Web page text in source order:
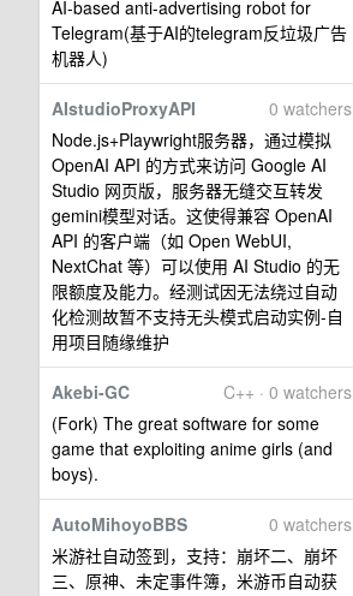
AI-based anti-advertising robot for
Telegram(基于AI的telegram反垃圾广告
机器人)
0 watchers
AIstudioProxyAPI
Node.js+Playwright服务器，通过模拟
OpenAI API 的方式来访问 Google AI
Studio 网页版，服务器无缝交互转发
gemini模型对话。这使得兼容 OpenAI
API 的客户端（如 Open WebUI,
NextChat 等）可以使用 AI Studio 的无
限额度及能力。经测试因无法绕过自动
化检测故暂不支持无头模式启动实例-自
用项目随缘维护
C++ · 0 watchers
Akebi-GC
(Fork) The great software for some
game that exploiting anime girls (and
boys).
0 watchers
AutoMihoyoBBS
米游社自动签到，支持：崩坏二、崩坏
三、原神、未定事件簿，米游币自动获